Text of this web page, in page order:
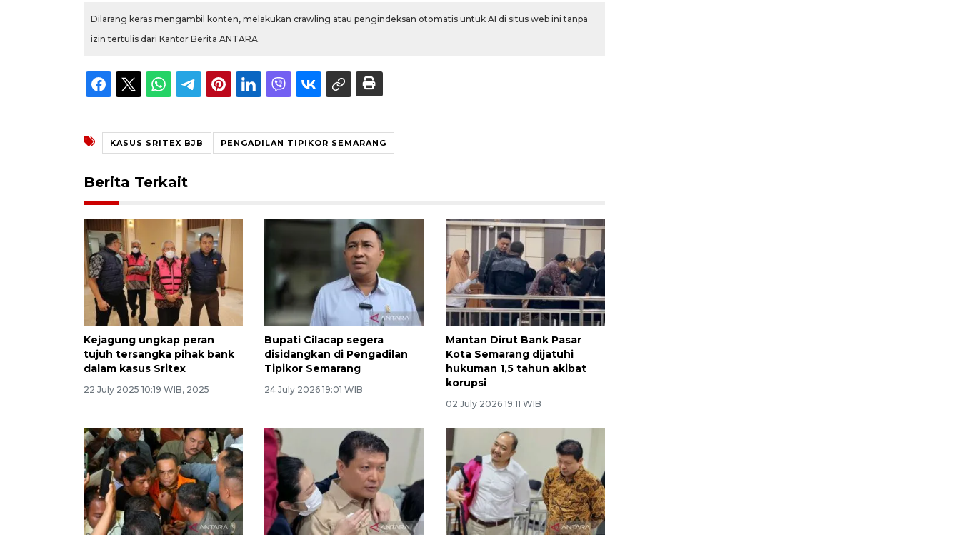
Dilarang keras mengambil konten, melakukan crawling atau pengindeksan otomatis untuk AI di situs web ini tanpa
izin tertulis dari Kantor Berita ANTARA.
KASUS SRITEX BJB PENGADILAN TIPIKOR SEMARANG
Berita Terkait
Kejagung ungkap peran
tujuh tersangka pihak bank
dalam kasus Sritex
22 July 2025 10:19 WIB, 2025
Bupati Cilacap segera
disidangkan di Pengadilan
Tipikor Semarang
24 July 2026 19:01 WIB
Mantan Dirut Bank Pasar
Kota Semarang dijatuhi
hukuman 1,5 tahun akibat
korupsi
02 July 2026 19:11 WIB